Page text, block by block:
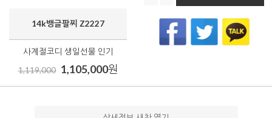
14k뱅글팔찌 Z2227
사계절코디 생일선물 인기
1,119,000 1,105,000원